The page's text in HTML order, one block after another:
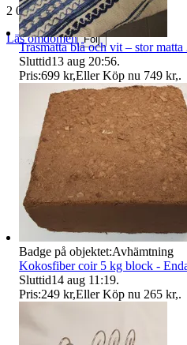
2 057 omdömen
Läs omdömen Följ
Trasmatta blå och vit – stor
Sluttid13 aug 20:56.
Pris:699 kr,Eller Köp nu 749 kr,.
Badge på objektet:Avhämtning
Kokosfiber coir 5 kg block -
Sluttid14 aug 11:19.
Pris:249 kr,Eller Köp nu 265 kr,.